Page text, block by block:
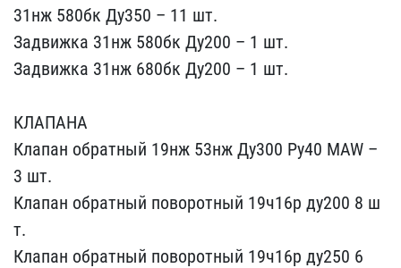
31н​ж 580бк Ду350 – 11 шт.
З​адвижка 31нж 580бк Ду200​ – 1 шт.
Задвижка 31нж 6​80бк Ду200 – 1 шт.
КЛАП​АНА
Клапан обратный 19нж​ 53нж Ду300 Ру40 MAW –
3​ шт.
Клапан обратный пов​оротный 19ч16р ду200 8 ш​
т.
Клапан обратный повор​отный 19ч16р ду250 6